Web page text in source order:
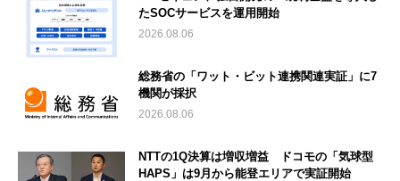
たSOCサービスを運用開始
2026.08.06
総務省の「ワット・ビット連携関連実証」に7
機関が採択
2026.08.06
NTTの1Q決算は増収増益 ドコモの「気球型
HAPS」は9月から能登エリアで実証開始